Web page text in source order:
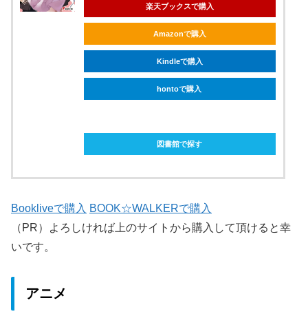
楽天ブックスで購入
Amazonで購入
Kindleで購入
hontoで購入
図書館で探す
Bookliveで購入 BOOK☆WALKERで購入
（PR）よろしければ上のサイトから購入して頂けると幸
いです。
アニメ